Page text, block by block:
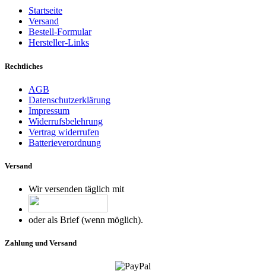
Startseite
Versand
Bestell-Formular
Hersteller-Links
Rechtliches
AGB
Datenschutzerklärung
Impressum
Widerrufsbelehrung
Vertrag widerrufen
Batterieverordnung
Versand
Wir versenden täglich mit
oder als Brief (wenn möglich).
Zahlung und Versand